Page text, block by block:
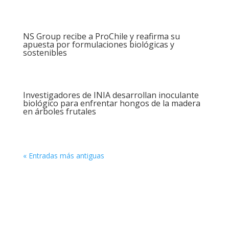
NS Group recibe a ProChile y reafirma su
apuesta por formulaciones biológicas y
sostenibles
Investigadores de INIA desarrollan inoculante
biológico para enfrentar hongos de la madera
en árboles frutales
« Entradas más antiguas